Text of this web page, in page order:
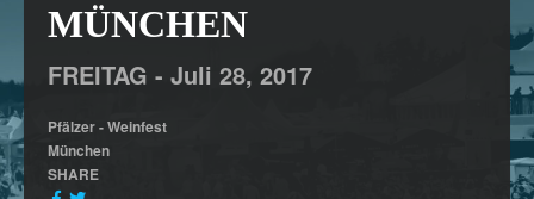
MÜNCHEN
FREITAG - Juli 28, 2017
Pfälzer - Weinfest
München
SHARE